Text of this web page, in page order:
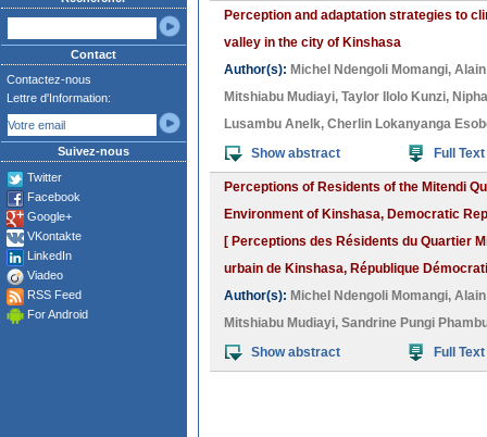
Contact
Contactez-nous
Lettre d'Information:
Suivez-nous
Twitter
Facebook
Google+
VKontakte
LinkedIn
Viadeo
RSS Feed
For Android
Perception and adaptation strategies to
valley in the city of Kinshasa
Author(s): Michel Ndengoli Momangi,
Mitshiabu Mudiayi, Taylor Ilolo Kunzi,
Lusambu Anelk, Cherlin Lokanyanga
Show abstract
Full Text
Perceptions of Residents of the Mitendi
Environment of Kinshasa, Democratic
[ Perceptions des Résidents du Quartier
urbain de Kinshasa, République
Author(s): Michel Ndengoli Momangi,
Mitshiabu Mudiayi, Sandrine Pungi
Show abstract
Full Text